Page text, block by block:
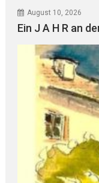
August 10, 2026
Ein J A H R an